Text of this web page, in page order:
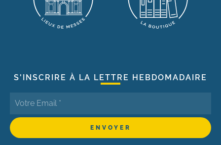
S'INSCRIRE À LA LETTRE HEBDOMADAIRE